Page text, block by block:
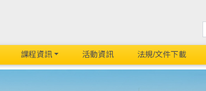
課程資訊 活動資訊 法規/文件下載